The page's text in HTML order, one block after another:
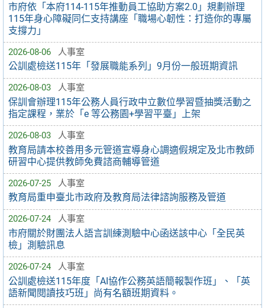
市府依「本府114-115年推動員工協助方案2.0」規劃辦理
115年身心障礙同仁支持講座「職場心韌性：打造你的專屬
支撐力」
2026-08-06 人事室
公訓處檢送115年「發展職能系列」9月份一般班期資訊
2026-08-03 人事室
保訓會辦理115年公務人員行政中立數位學習暨抽獎活動之
指定課程，業於「e 等公務園+學習平臺」上架
2026-08-03 人事室
教育局請本校善用多元管道宣導身心調適假規定及北市教師
研習中心提供教師免費諮商輔導管道
2026-07-25 人事室
教育局重申臺北市政府及教育局法律諮詢服務及管道
2026-07-24 人事室
市府關於財團法人語言訓練測驗中心函送該中心「全民英
檢」測驗訊息
2026-07-24 人事室
公訓處檢送115年度「AI協作公務英語簡報製作班」、「英
語新聞閱讀技巧班」尚有名額班期資料。